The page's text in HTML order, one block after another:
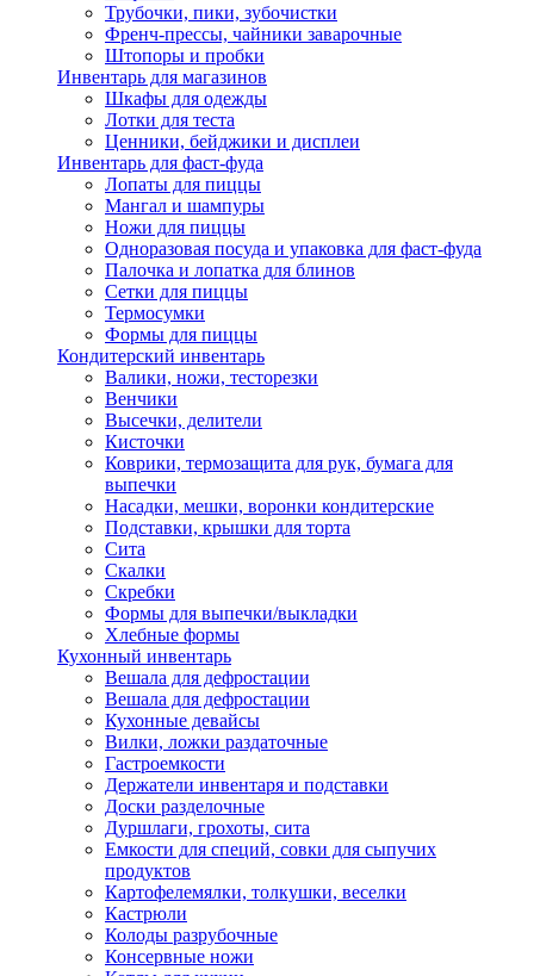
Трубочки, пики, зубочистки
Френч-прессы, чайники заварочные
Штопоры и пробки
Инвентарь для магазинов
Шкафы для одежды
Лотки для теста
Ценники, бейджики и дисплеи
Инвентарь для фаст-фуда
Лопаты для пиццы
Мангал и шампуры
Ножи для пиццы
Одноразовая посуда и упаковка для фаст-фуда
Палочка и лопатка для блинов
Сетки для пиццы
Термосумки
Формы для пиццы
Кондитерский инвентарь
Валики, ножи, тесторезки
Венчики
Высечки, делители
Кисточки
Коврики, термозащита для рук, бумага для
выпечки
Насадки, мешки, воронки кондитерские
Подставки, крышки для торта
Сита
Скалки
Скребки
Формы для выпечки/выкладки
Хлебные формы
Кухонный инвентарь
Вешала для дефростации
Вешала для дефростации
Кухонные девайсы
Вилки, ложки раздаточные
Гастроемкости
Держатели инвентаря и подставки
Доски разделочные
Дуршлаги, грохоты, сита
Емкости для специй, совки для сыпучих
продуктов
Картофелемялки, толкушки, веселки
Кастрюли
Колоды разрубочные
Консервные ножи